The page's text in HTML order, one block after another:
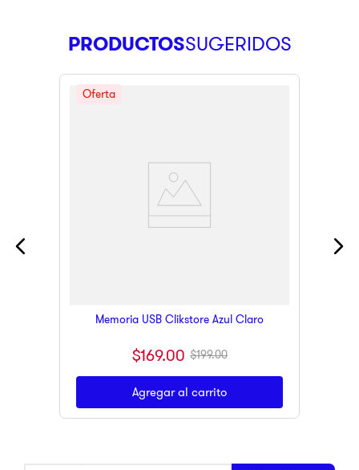
PRODUCTOS
Memoria USB Clikstore Azul Claro
$169.00 $199.00
Agregar al carrito